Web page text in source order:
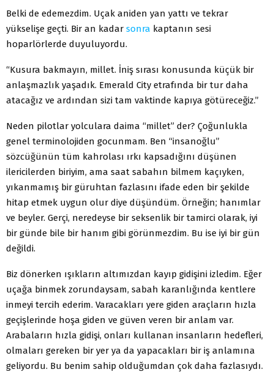
Belki de edemezdim. Uçak aniden yan yattı ve tekrar
yükselişe geçti. Bir an kadar sonra kaptanın sesi
hoparlörlerde duyuluyordu.
“Kusura bakmayın, millet. İniş sırası konusunda küçük bir
anlaşmazlık yaşadık. Emerald City etrafında bir tur daha
atacağız ve ardından sizi tam vaktinde kapıya götüreceğiz.”
Neden pilotlar yolculara daima “millet” der? Çoğunlukla
genel terminolojiden gocunmam. Ben “insanoğlu”
sözcüğünün tüm kahrolası ırkı kapsadığını düşünen
ilericilerden biriyim, ama saat sabahın bilmem kaçıyken,
yıkanmamış bir güruhtan fazlasını ifade eden bir şekilde
hitap etmek uygun olur diye düşündüm. Örneğin; hanımlar
ve beyler. Gerçi, neredeyse bir seksenlik bir tamirci olarak, iyi
bir günde bile bir hanım gibi görünmezdim. Bu ise iyi bir gün
değildi.
Biz dönerken ışıkların altımızdan kayıp gidişini izledim. Eğer
uçağa binmek zorundaysam, sabah karanlığında kentlere
inmeyi tercih ederim. Varacakları yere giden araçların hızla
geçişlerinde hoşa giden ve güven veren bir anlam var.
Arabaların hızla gidişi, onları kullanan insanların hedefleri,
olmaları gereken bir yer ya da yapacakları bir iş anlamına
geliyordu. Bu benim sahip olduğumdan çok daha fazlasıydı.